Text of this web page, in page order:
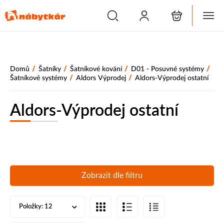
Domů / Šatníky / Šatníkové kování / D01 - Posuvné systémy /
Šatníkové systémy / Aldors Výprodej / Aldors-Výprodej ostatní
Aldors-Výprodej ostatní
Zobrazit dle filtru
Položky: 12